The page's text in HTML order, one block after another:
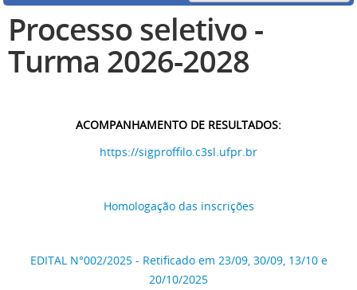
Processo seletivo -
Turma 2026-2028
ACOMPANHAMENTO DE RESULTADOS:
https://sigproffilo.c3sl.ufpr.br
Homologação das inscrições
EDITAL N°002/2025 - Retificado em 23/09, 30/09, 13/10 e
20/10/2025